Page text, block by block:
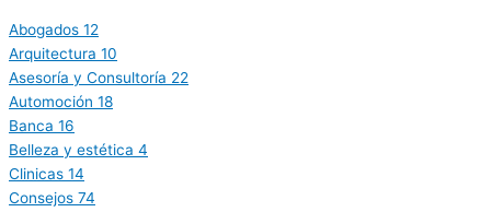
Abogados 12
Arquitectura 10
Asesoría y Consultoría 22
Automoción 18
Banca 16
Belleza y estética 4
Clinicas 14
Consejos 74